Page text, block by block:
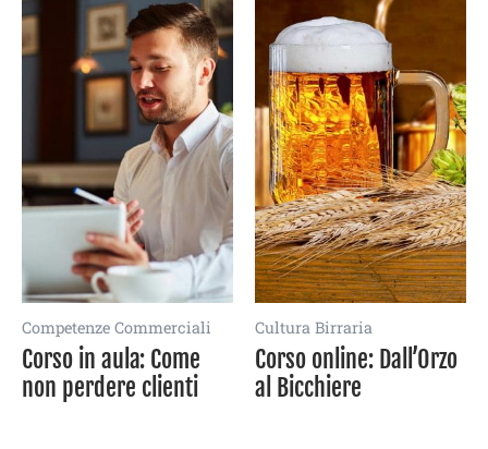
Competenze Commerciali
Corso in aula: Come
non perdere clienti
Cultura Birraria
Corso online: Dall’Orzo
al Bicchiere